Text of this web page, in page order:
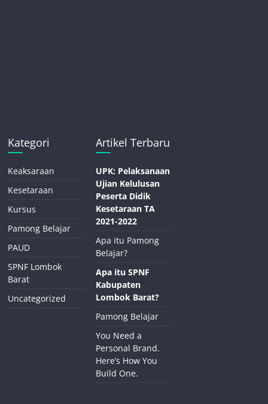
Kategori
Keaksaraan
Kesetaraan
Kursus
Pamong Belajar
PAUD
SPNF Lombok
Barat
Uncategorized
Artikel Terbaru
UPK: Pelaksanaan
Ujian Kelulusan
Peserta Didik
Kesetaraan TA
2021-2022
Apa itu Pamong
Belajar?
Apa itu SPNF
Kabupaten
Lombok Barat?
Pamong Belajar
You Need a
Personal Brand.
Here’s How You
Build One.